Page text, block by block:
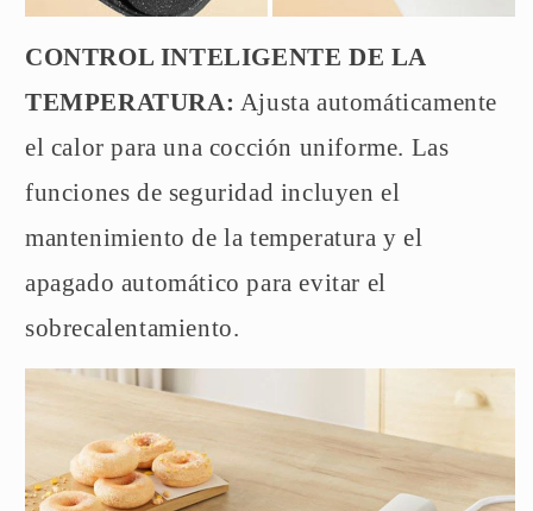
CONTROL INTELIGENTE DE LA
TEMPERATURA: Ajusta automáticamente
el calor para una cocción uniforme. Las
funciones de seguridad incluyen el
mantenimiento de la temperatura y el
apagado automático para evitar el
sobrecalentamiento.